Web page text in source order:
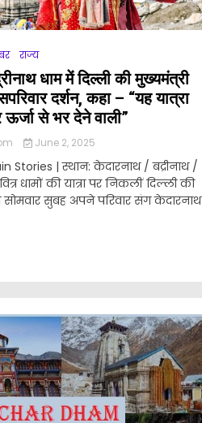
राज्य
धाम में दिल्ली की मुख्यमंत्री
दर्शन, कहा – “यह यात्रा
से भर देने वाली”
June 2, 2025
Stories | स्थान: केदारनाथ / बद्रीनाथ /
धामों की यात्रा पर निकलीं दिल्ली की
सोमवार सुबह अपने परिवार संग केदारनाथ